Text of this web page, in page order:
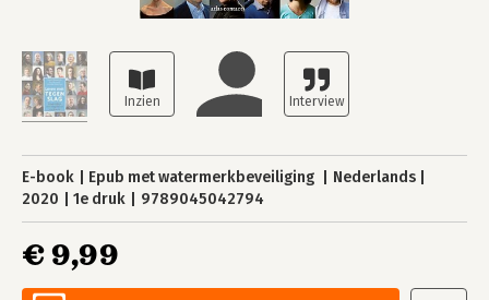
E-book Epub met watermerkbeveiliging
Nederlands
2020
1e druk 9789045042794
€ 9,99